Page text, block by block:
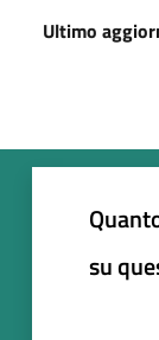
Ultimo
su